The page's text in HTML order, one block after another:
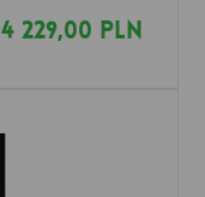
4 229,00 PLN